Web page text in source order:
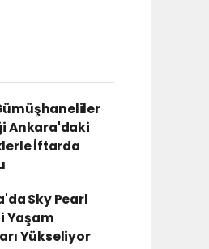
Ankara'daki
İftarda
Sky Pearl
Yaşam
Yükseliyor